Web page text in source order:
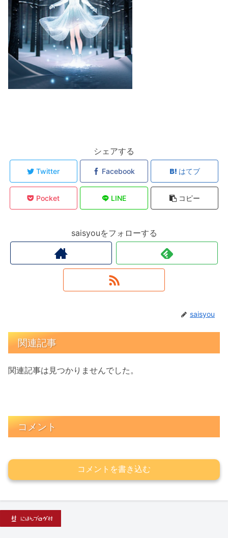
シェアする
Twitter Facebook はてブ
Pocket LINE コピー
saisyouをフォローする
saisyou
関連記事
関連記事は見つかりませんでした。
コメント
コメントを書き込む